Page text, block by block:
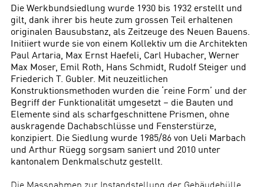
Die Werkbundsiedlung wurde 1930 bis 1932 erstellt und
gilt, dank ihrer bis heute zum grossen Teil erhaltenen
originalen Bausubstanz, als Zeitzeuge des Neuen Bauens.
Initiiert wurde sie von einem Kollektiv um die Architekten
Paul Artaria, Max Ernst Haefeli, Carl Hubacher, Werner
Max Moser, Emil Roth, Hans Schmidt, Rudolf Steiger und
Friederich T. Gubler. Mit neuzeitlichen
Konstruktionsmethoden wurden die ‘reine Form’ und der
Begriff der Funktionalität umgesetzt – die Bauten und
Elemente sind als scharfgeschnittene Prismen, ohne
auskragende Dachabschlüsse und Fensterstürze,
konzipiert. Die Siedlung wurde 1985/86 von Ueli Marbach
und Arthur Rüegg sorgsam saniert und 2010 unter
kantonalem Denkmalschutz gestellt.